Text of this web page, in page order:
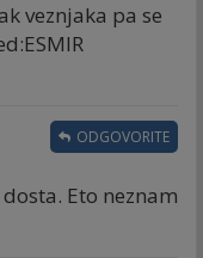
veznjaka pa se
Eto neznam
ODGOVORITE